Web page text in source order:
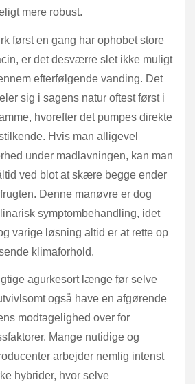
mere robust.
først en gang har ophobet store
er det desværre slet ikke muligt
efterfølgende vanding. Det
sig i sagens natur oftest først i
hvorefter det pumpes direkte
Hvis man alligevel
under madlavningen, kan man
ved blot at skære begge ender
Denne manøvre er dog
symptombehandling, idet
varige løsning altid er at rette op
klimaforhold.
agurkesort længe før selve
også have en afgørende
modtagelighed over for
Mange nutidige og
arbejder nemlig intenst
hybrider, hvor selve